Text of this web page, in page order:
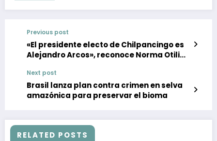
Previous post
«El presidente electo de Chilpancingo es
Alejandro Arcos», reconoce Norma Otilia
Next post
Brasil lanza plan contra crimen en selva
amazónica para preservar el bioma
RELATED POSTS